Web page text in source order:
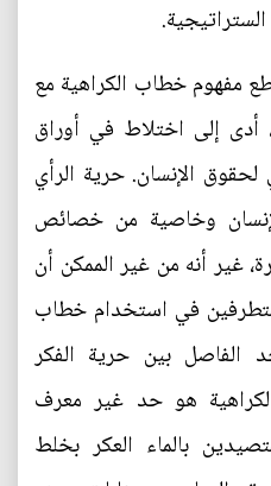
مفهوم خطاب الكراهية مع
أدى إلى اختلاط في أوراق
لحقوق الإنسان. حرية الرأي
وخاصية من خصائص
غير أنه من غير الممكن أن
في استخدام خطاب
الفاصل بين حرية الفكر
هو حد غير معرف
بالماء العكر بخلط